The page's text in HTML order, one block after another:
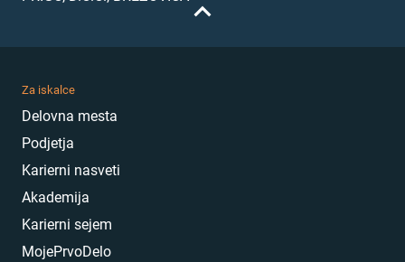
Za iskalce
Delovna mesta
Podjetja
Karierni nasveti
Akademija
Karierni sejem
MojePrvoDelo